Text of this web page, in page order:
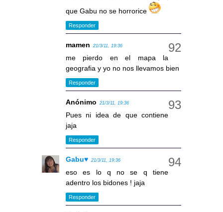
que Gabu no se horrorice
Responder
mamen 21/3/11, 19:36
me pierdo en el mapa la
geografia y yo no nos llevamos bien
Responder
Anónimo 21/3/11, 19:36
Pues ni idea de que contiene
jaja
Responder
Gabu♥ 21/3/11, 19:36
eso es lo q no se q tiene
adentro los bidones ! jaja
Responder